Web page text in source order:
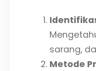
sarang,
Metode